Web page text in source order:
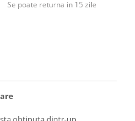
Se poate returna in 15 zile